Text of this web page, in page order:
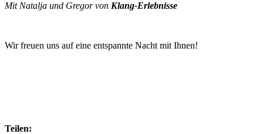
Mit Natalja und Gregor von Klang-Erlebnisse
Wir freuen uns auf eine entspannte Nacht mit Ihnen!
Teilen: